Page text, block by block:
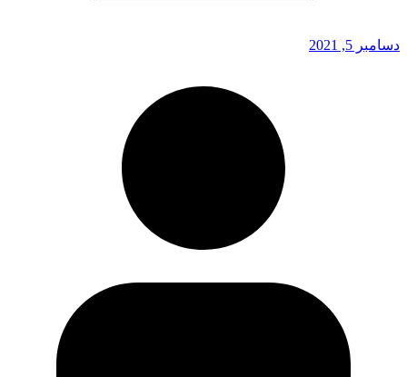
دسامبر 5, 2021